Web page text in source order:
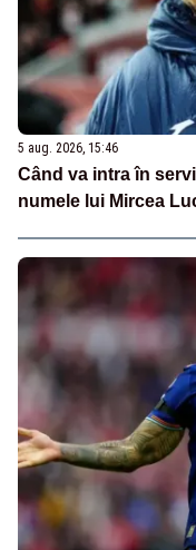
5 aug. 2026, 15:46
Când va intra în
numele lui Mircea